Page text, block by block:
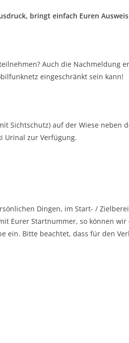
bringt einfach Euren
Auch die Nachmeldung
eingeschränkt sein kann!
auf der Wiese neben
Urinal zur Verfügung.
Dingen, im Start- /
Eurer Startnummer, so können
ein. Bitte beachtet, dass für den